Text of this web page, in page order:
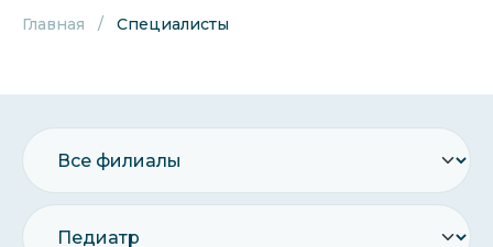
Главная Специалисты